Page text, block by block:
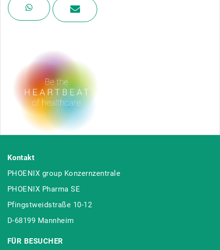
Kontakt
PHOENIX group Konzernzentrale
PHOENIX Pharma SE
Pfingstweidstraße 10-12
D-68199 Mannheim
FÜR BESUCHER